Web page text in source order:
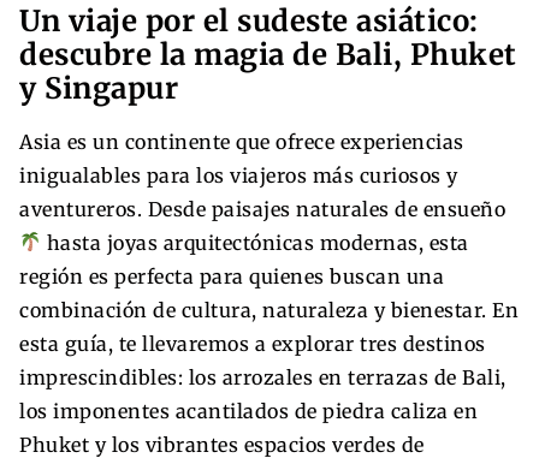
Un viaje por el sudeste asiático:
descubre la magia de Bali, Phuket
y Singapur
Asia es un continente que ofrece experiencias
inigualables para los viajeros más curiosos y
aventureros. Desde paisajes naturales de ensueño
hasta joyas arquitectónicas modernas, esta
región es perfecta para quienes buscan una
combinación de cultura, naturaleza y bienestar. En
esta guía, te llevaremos a explorar tres destinos
imprescindibles: los arrozales en terrazas de Bali,
los imponentes acantilados de piedra caliza en
Phuket y los vibrantes espacios verdes de